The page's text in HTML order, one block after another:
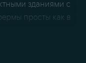
зданиями с
просты как в